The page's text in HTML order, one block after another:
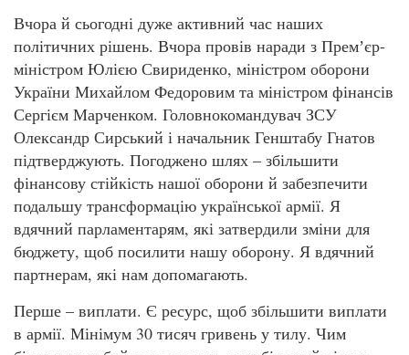
Вчора й сьогодні дуже активний час наших
політичних рішень. Вчора провів наради з Премʼєр-
міністром Юлією Свириденко, міністром оборони
України Михайлом Федоровим та міністром фінансів
Сергієм Марченком. Головнокомандувач ЗСУ
Олександр Сирський і начальник Генштабу Гнатов
підтверджують. Погоджено шлях – збільшити
фінансову стійкість нашої оборони й забезпечити
подальшу трансформацію української армії. Я
вдячний парламентарям, які затвердили зміни для
бюджету, щоб посилити нашу оборону. Я вдячний
партнерам, які нам допомагають.
Перше – виплати. Є ресурс, щоб збільшити виплати
в армії. Мінімум 30 тисяч гривень у тилу. Чим